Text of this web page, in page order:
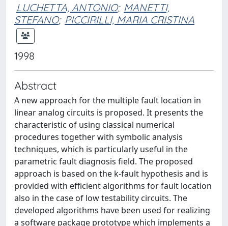
LUCHETTA, ANTONIO; MANETTI,
STEFANO; PICCIRILLI, MARIA CRISTINA
1998
Abstract
A new approach for the multiple fault location in
linear analog circuits is proposed. It presents the
characteristic of using classical numerical
procedures together with symbolic analysis
techniques, which is particularly useful in the
parametric fault diagnosis field. The proposed
approach is based on the k-fault hypothesis and is
provided with efficient algorithms for fault location
also in the case of low testability circuits. The
developed algorithms have been used for realizing
a software package prototype which implements a